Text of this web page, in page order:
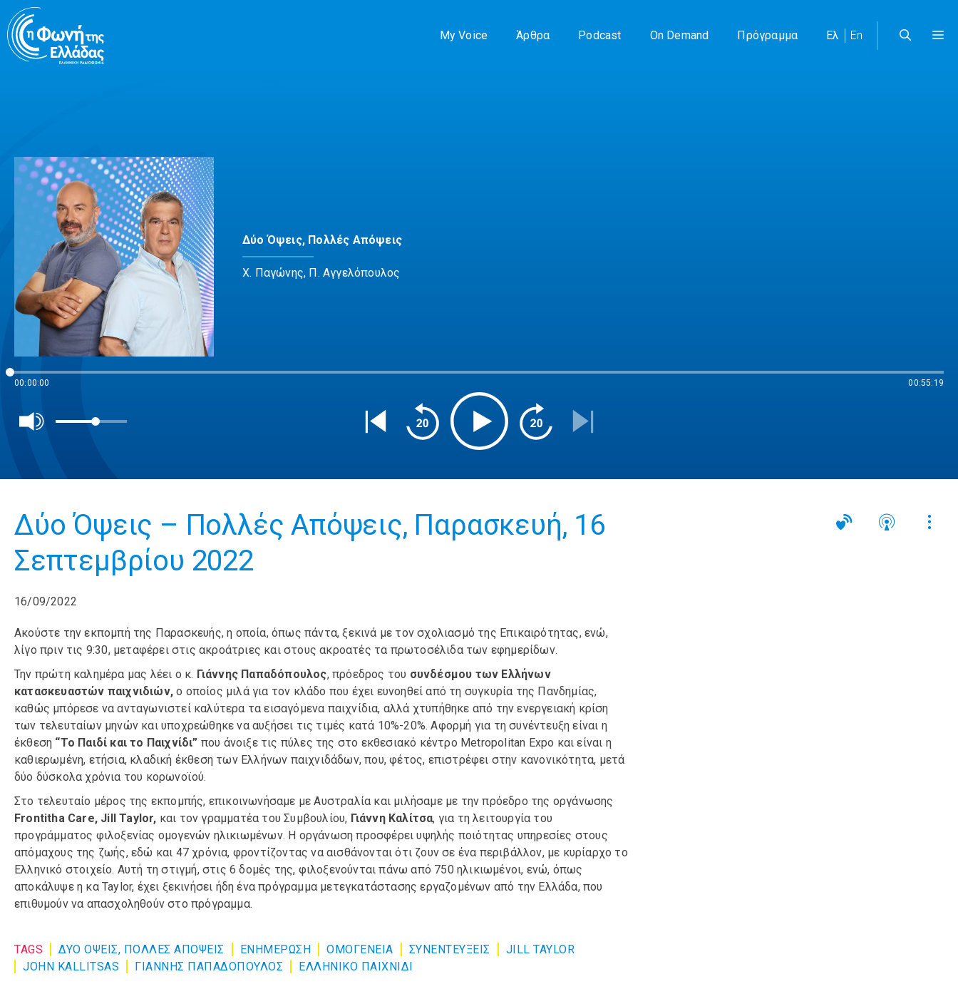
Μετάβαση
σε
περιεχόμενο
My Voice Άρθρα Podcast On Demand Πρόγραμμα Ελ En
Δύο Όψεις, Πολλές Απόψεις
Χ. Παγώνης, Π. Αγγελόπουλος
00:00:00 00:55:19
Δύο Όψεις – Πολλές Απόψεις, Παρασκευή, 16
Σεπτεμβρίου 2022
16/09/2022
Ακούστε την εκπομπή της Παρασκευής, η οποία, όπως πάντα, ξεκινά με τον σχολιασμό της Επικαιρότητας, ενώ,
λίγο πριν τις 9:30, μεταφέρει στις ακροάτριες και στους ακροατές τα πρωτοσέλιδα των εφημερίδων.
Την πρώτη καλημέρα μας λέει ο κ. Γιάννης Παπαδόπουλος, πρόεδρος του συνδέσμου των Ελλήνων
κατασκευαστών παιχνιδιών, ο οποίος μιλά για τον κλάδο που έχει ευνοηθεί από τη συγκυρία της Πανδημίας,
καθώς μπόρεσε να ανταγωνιστεί καλύτερα τα εισαγόμενα παιχνίδια, αλλά χτυπήθηκε από την ενεργειακή κρίση
των τελευταίων μηνών και υποχρεώθηκε να αυξήσει τις τιμές κατά 10%-20%. Αφορμή για τη συνέντευξη είναι η
έκθεση “Το Παιδί και το Παιχνίδι” που άνοιξε τις πύλες της στο εκθεσιακό κέντρο Metropolitan Expo και είναι η
καθιερωμένη, ετήσια, κλαδική έκθεση των Ελλήνων παιχνιδάδων, που, φέτος, επιστρέφει στην κανονικότητα, μετά
δύο δύσκολα χρόνια του κορωνοϊού.
Στο τελευταίο μέρος της εκπομπής, επικοινωνήσαμε με Αυστραλία και μιλήσαμε με την πρόεδρο της οργάνωσης
Frontitha Care, Jill Taylor, και τον γραμματέα του Συμβουλίου, Γιάννη Καλίτσα, για τη λειτουργία του
προγράμματος φιλοξενίας ομογενών ηλικιωμένων. Η οργάνωση προσφέρει υψηλής ποιότητας υπηρεσίες στους
απόμαχους της ζωής, εδώ και 47 χρόνια, φροντίζοντας να αισθάνονται ότι ζουν σε ένα περιβάλλον, με κυρίαρχο το
Ελληνικό στοιχείο. Αυτή τη στιγμή, στις 6 δομές της, φιλοξενούνται πάνω από 750 ηλικιωμένοι, ενώ, όπως
αποκάλυψε η κα Taylor, έχει ξεκινήσει ήδη ένα πρόγραμμα μετεγκατάστασης εργαζομένων από την Ελλάδα, που
επιθυμούν να απασχοληθούν στο πρόγραμμα.
TAGS ΔΥΟ ΟΨΕΙΣ, ΠΟΛΛΕΣ ΑΠΟΨΕΙΣ ΕΝΗΜΈΡΩΣΗ ΟΜΟΓΈΝΕΙΑ ΣΥΝΕΝΤΕΎΞΕΙΣ
JILL TAYLOR
JOHN KALLITSAS
ΓΙΑΝΝΗΣ ΠΑΠΑΔΟΠΟΥΛΟΣ ΕΛΛΗΝΙΚΟ ΠΑΙΧΝΙΔΙ